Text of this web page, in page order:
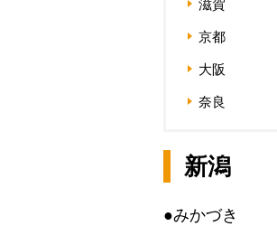
滋賀
京都
大阪
奈良
新潟
●みかづき